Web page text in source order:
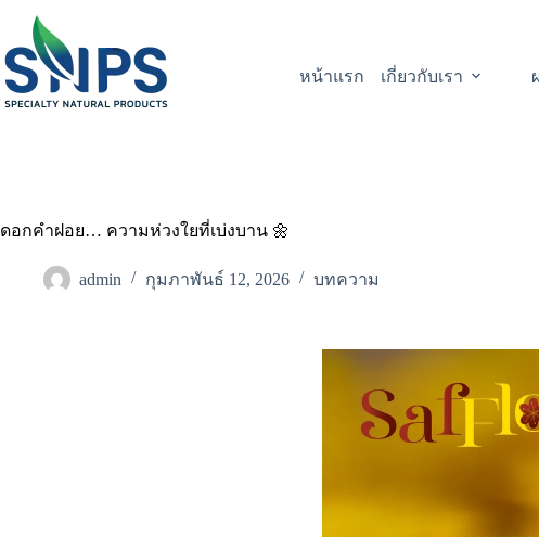
หน้าแรก เกี่ยวกับเรา
ดอกคำฝอย… ความห่วงใยที่เบ่งบาน 🌼
admin กุมภาพันธ์ 12, 2026 บทความ